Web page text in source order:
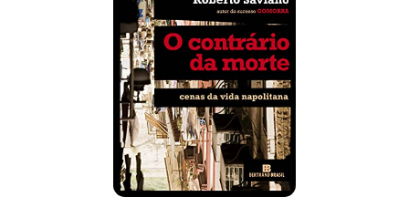
Volturno levar solidariedade a seis irmãos africanos,
mortos pela mão camorrista; de Enzo Biagi, que,
em sua última transmissão, entrevistou Saviano; de
Felicia, mãe de Peppino Impastato, que por vinte
anos teve que olhar o rosto do assassino do filho,
antes de obter justiça; e de tantos outros
personagens encontrados na vida ou entre as
páginas dos livros, seja na terra sofrida e poluída